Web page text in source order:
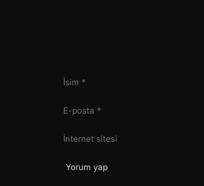
İsim
posta
İnternet
sitesi